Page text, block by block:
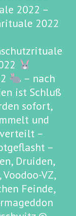
2022 –
2022
– nach
ist Schluß
sofort,
und
–
–
Druiden,
VZ,
Feinde,